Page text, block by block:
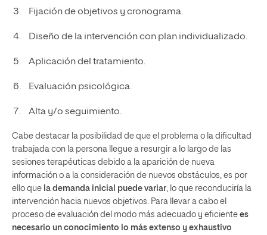
Fijación de objetivos y cronograma.
Diseño de la intervención con plan individualizado.
Aplicación del tratamiento.
Evaluación psicológica.
Alta y/o seguimiento.
Cabe destacar la posibilidad de que el problema o la dificultad
trabajada con la persona llegue a resurgir a lo largo de las
sesiones terapéuticas debido a la aparición de nueva
información o a la consideración de nuevos obstáculos, es por
ello que la demanda inicial puede variar , lo que reconduciría la
intervención hacia nuevos objetivos. Para llevar a cabo el
proceso de evaluación del modo más adecuado y eficiente es
necesario un conocimiento lo más extenso y exhaustivo